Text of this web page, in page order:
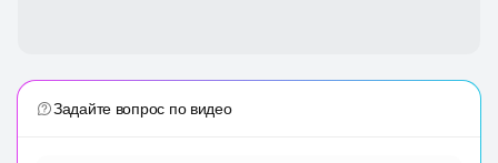
Задайте вопрос по видео